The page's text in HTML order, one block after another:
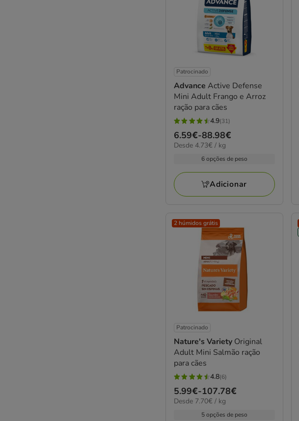
Patrocinado
Advance Active Defense
Mini Adult Frango e Arroz
ração para cães
4.9
estrelas
com
avaliações
4.9(31)
Preço
de
88.98€
6.59€-88.98€
4.73€
Desde 4.73€ / kg
6 opções de peso
Adicionar
2 húmidos grátis
Patrocinado
Nature's Variety Original
Adult Mini Salmão ração
para cães
4.8
estrelas
com
4.8(6)
Preço
de
5.99€-107.78€
7.70€
Desde 7.70€ / kg
5 opções de peso